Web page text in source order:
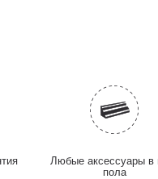
Любые аксессуары в
пола